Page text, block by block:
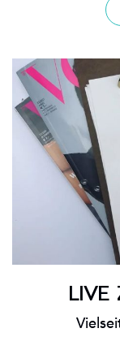
LIVE